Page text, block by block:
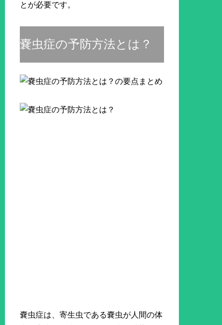
とが必要です。
嚢虫症の予防方法とは？
嚢虫症は、寄生虫である嚢虫が人間の体